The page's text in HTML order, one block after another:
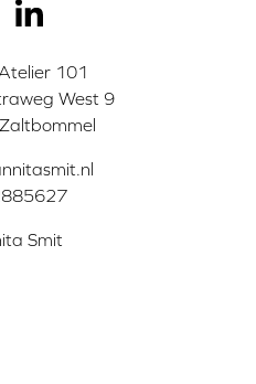
101
West 9
Smit